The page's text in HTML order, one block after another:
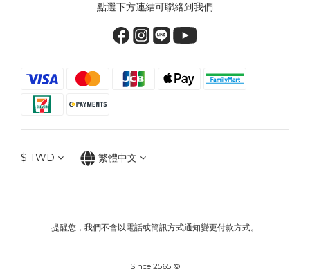
點選下方連結可聯絡到我們
$ TWD 繁體中文
提醒您，我們不會以電話或簡訊方式通知變更付款方式。
Since 2565 ©